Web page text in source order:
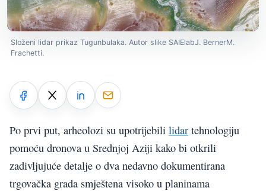
Složeni lidar prikaz Tugunbulaka. Autor slike SAIElabJ. BernerM.
Frachetti.
Po prvi put, arheolozi su upotrijebili lidar tehnologiju
pomoću dronova u Srednjoj Aziji kako bi otkrili
zadivljujuće detalje o dva nedavno dokumentirana
trgovačka grada smještena visoko u planinama